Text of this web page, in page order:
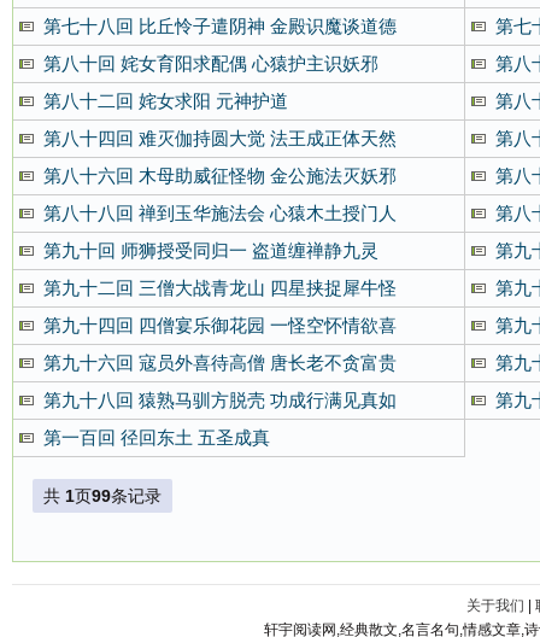
第七十八回 比丘怜子遣阴神 金殿识魔谈道德
第七
第八十回 姹女育阳求配偶 心猿护主识妖邪
第八
第八十二回 姹女求阳 元神护道
第八
第八十四回 难灭伽持圆大觉 法王成正体天然
第八
第八十六回 木母助威征怪物 金公施法灭妖邪
第八
第八十八回 禅到玉华施法会 心猿木土授门人
第八
第九十回 师狮授受同归一 盗道缠禅静九灵
第九
第九十二回 三僧大战青龙山 四星挟捉犀牛怪
第九
第九十四回 四僧宴乐御花园 一怪空怀情欲喜
第九
第九十六回 寇员外喜待高僧 唐长老不贪富贵
第九
第九十八回 猿熟马驯方脱壳 功成行满见真如
第九
第一百回 径回东土 五圣成真
共 1页99条记录
关于我们
轩宇阅读网,经典散文,名言名句,情感文章,